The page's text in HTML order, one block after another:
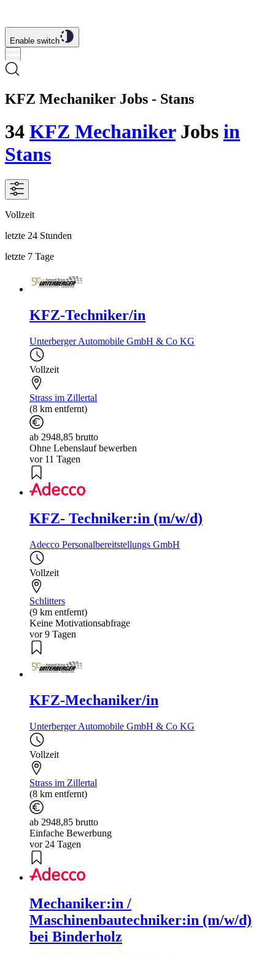
Enable switch
KFZ Mechaniker Jobs - Stans
34 KFZ MechanikerJobs in
Stans
Vollzeit
letzte 24 Stunden
letzte 7 Tage
KFZ-Techniker/in
Unterberger Automobile GmbH & Co KG
Vollzeit
Strass im Zillertal
(8 km entfernt)
ab 2948,85 brutto
Ohne Lebenslauf bewerben
vor 11 Tagen
KFZ- Techniker:in (m/w/d)
Adecco Personalbereitstellungs GmbH
Vollzeit
Schlitters
(9 km entfernt)
Keine Motivationsabfrage
vor 9 Tagen
KFZ-Mechaniker/in
Unterberger Automobile GmbH & Co KG
Vollzeit
Strass im Zillertal
(8 km entfernt)
ab 2948,85 brutto
Einfache Bewerbung
vor 24 Tagen
Mechaniker:in /
Maschinenbautechniker:in (m/w/d)
bei Binderholz